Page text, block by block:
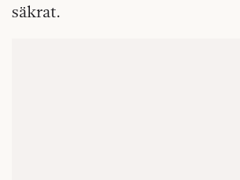
säkrat.